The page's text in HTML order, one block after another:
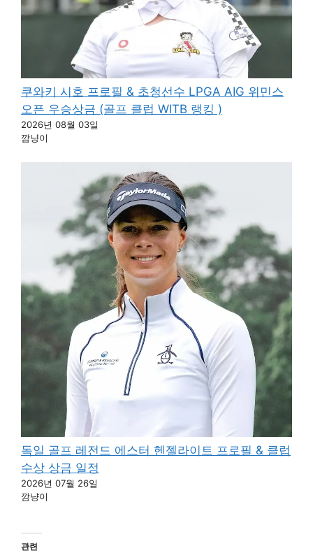
쿠와키 시호 프로필 & 초청선수 LPGA AIG 위민스
오픈 우승상금 (골프 클럽 WITB 랭킹 )
2026년 08월 03일
깜냥이
독일 골프 레전드 에스터 헨젤라이트 프로필 & 클럽
수상 상금 일정
2026년 07월 26일
깜냥이
관련